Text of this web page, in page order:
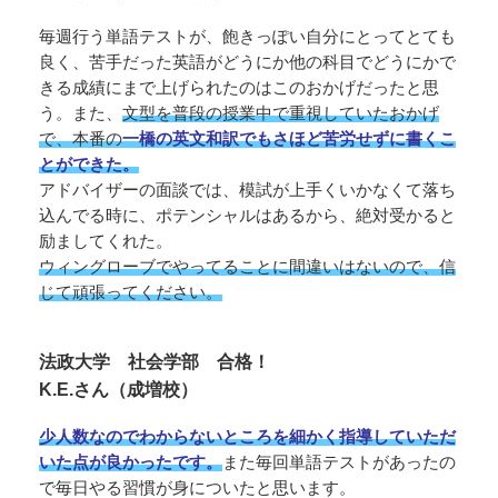
毎週行う単語テストが、飽きっぽい自分にとってとても
良く、苦手だった英語がどうにか他の科目でどうにかで
きる成績にまで上げられたのはこのおかげだったと思
う。また、 文型を普段の授業中で重視していたおかげ
で、本番の一橋の英文和訳でもさほど苦労せずに書くこ
とができた。
アドバイザーの面談では、模試が上手くいかなくて落ち
込んでる時に、ポテンシャルはあるから、絶対受かると
励ましてくれた。
ウィングローブでやってることに間違いはないので、信
じて頑張ってください。
法政大学 社会学部 合格！
K.E.さん（成増校）
少人数なのでわからないところを細かく指導していただ
いた点が良かったです。また毎回単語テストがあったの
で毎日やる習慣が身についたと思います。